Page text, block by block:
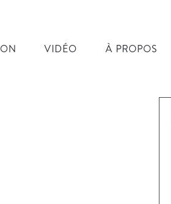
VIDÉO À PROPOS